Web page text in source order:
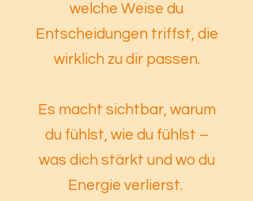
welche Weise du
Entscheidungen triffst, die
wirklich zu dir passen.
Es macht sichtbar, warum
du fühlst, wie du fühlst –
was dich stärkt und wo du
Energie verlierst.